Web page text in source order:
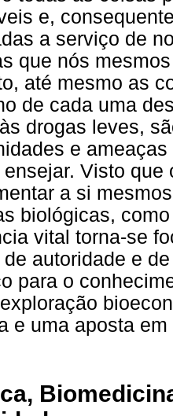
e,
a serviço de
que nós
até mesmo as
de cada uma
drogas leves,
e
ensejar. Visto
a si
biológicas,
vital torna-se
autoridade e
para o
e uma aposta